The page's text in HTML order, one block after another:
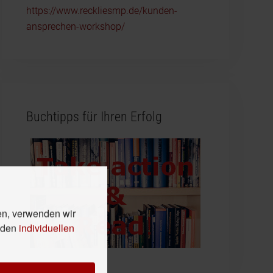
https://www.reckliesmp.de/kunden-
ansprechen-workshop/
Buchtipps für Ihren Erfolg
verwenden wir
individuellen